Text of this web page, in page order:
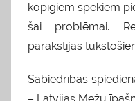
kopīgiem spēkiem
šai problēmai.
parakstījās
Sabiedrības